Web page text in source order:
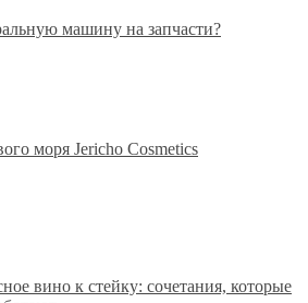
машину на запчасти?
моря Jericho Cosmetics
вино к стейку: сочетания, которые